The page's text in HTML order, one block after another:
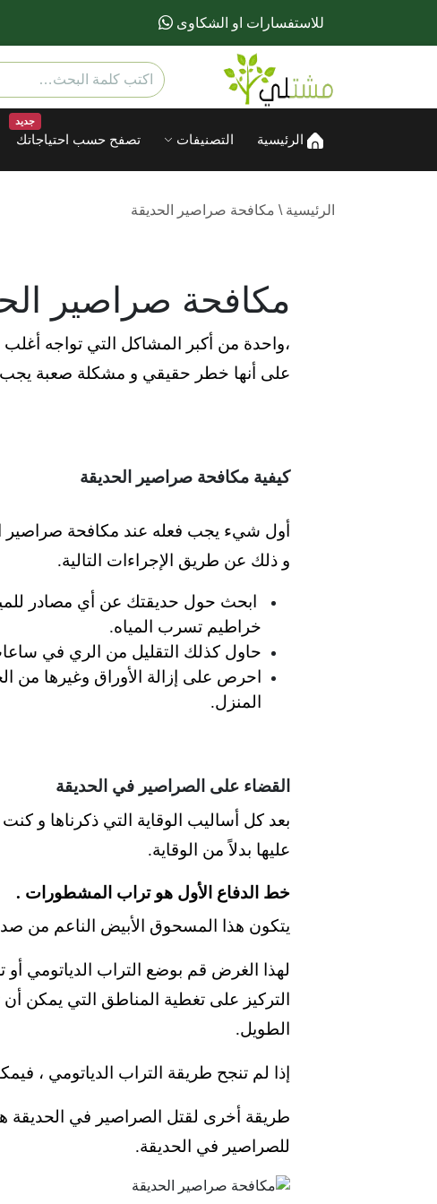
للاستفسارات او الشكاوى
الرئيسية التصنيفات
جديد
تصفح حسب احتياجاتك
الرئيسية \ مكافحة صراصير الحديقة
مكافحة صراصير
،واحدة من أكبر المشاكل التي تواجه
على أنها خطر حقيقي و مشكلة صعبة يجب
كيفية مكافحة صراصير الحديقة
أول شيء يجب فعله عند مكافحة صراصير
و ذلك عن طريق الإجراءات التالية.
ابحث حول حديقتك عن أي مصادر
خراطيم تسرب المياه.
حاول كذلك التقليل من الري في
احرص على إزالة الأوراق وغيرها من
المنزل.
القضاء على الصراصير في الحديقة
بعد كل أساليب الوقاية التي ذكرناها و
عليها بدلاً من الوقاية.
خط الدفاع الأول هو تراب المشطورات .
يتكون هذا المسحوق الأبيض الناعم من
لهذا الغرض قم بوضع التراب الدياتومي
التركيز على تغطية المناطق التي يمكن
الطويل.
إذا لم تنجح طريقة التراب الدياتومي ،
طريقة أخرى لقتل الصراصير في الحديقة
للصراصير في الحديقة.